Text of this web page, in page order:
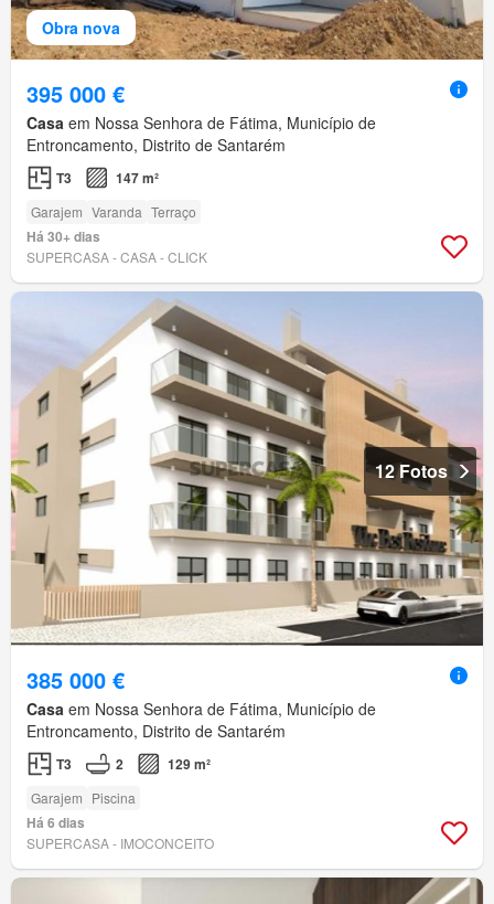
Obra nova
395 000 €
Casa em Nossa Senhora de Fátima, Município de
Entroncamento, Distrito de Santarém
T3 147 m²
Garajem Varanda Terraço
Há 30+ dias
SUPERCASA - CASA - CLICK
12 Fotos
385 000 €
Casa em Nossa Senhora de Fátima, Município de
Entroncamento, Distrito de Santarém
T3 2 129 m²
Garajem Piscina
Há 6 dias
SUPERCASA - IMOCONCEITO